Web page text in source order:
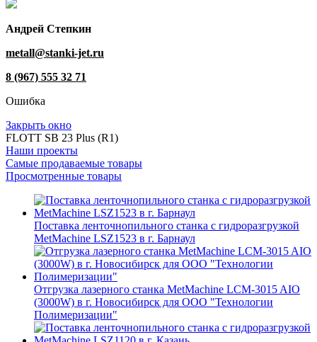
Андрей Степкин
metall@stanki-jet.ru
8 (967) 555 32 71
Ошибка
Закрыть окно
FLOTT SB 23 Plus (R1)
Наши проекты
Самые продаваемые товары
Просмотренные товары
Поставка ленточнопильного станка c гидроразгрузкой
MetMachine LSZ1523 в г. Барнаул
Отгрузка лазерного станка MetMachine LCM-3015 AIO
(3000W) в г. Новосибирск для ООО "Технологии
Полимеризации"